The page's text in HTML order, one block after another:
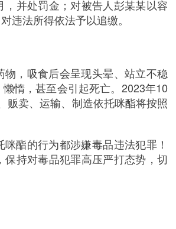
并处罚金；对被告人彭某某以容
违法所得依法予以追缴。
，吸食后会呈现头晕、站立不稳
惰，甚至会引起死亡。2023年10
贩卖、运输、制造依托咪酯将按照
酯的行为都涉嫌毒品违法犯罪！
持对毒品犯罪高压严打态势，切